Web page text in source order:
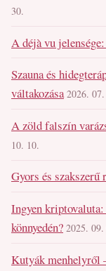
30.
A déjà vu
Szauna és
váltakozása 2026.
A zöld falszín
10. 10.
Gyors és
Ingyen kriptovaluta:
könnyedén? 2025. 09.
Kutyák menhelyről